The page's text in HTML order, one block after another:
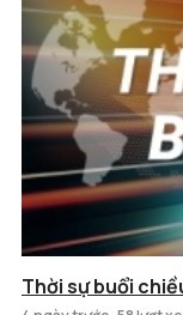
Thời sự buổi